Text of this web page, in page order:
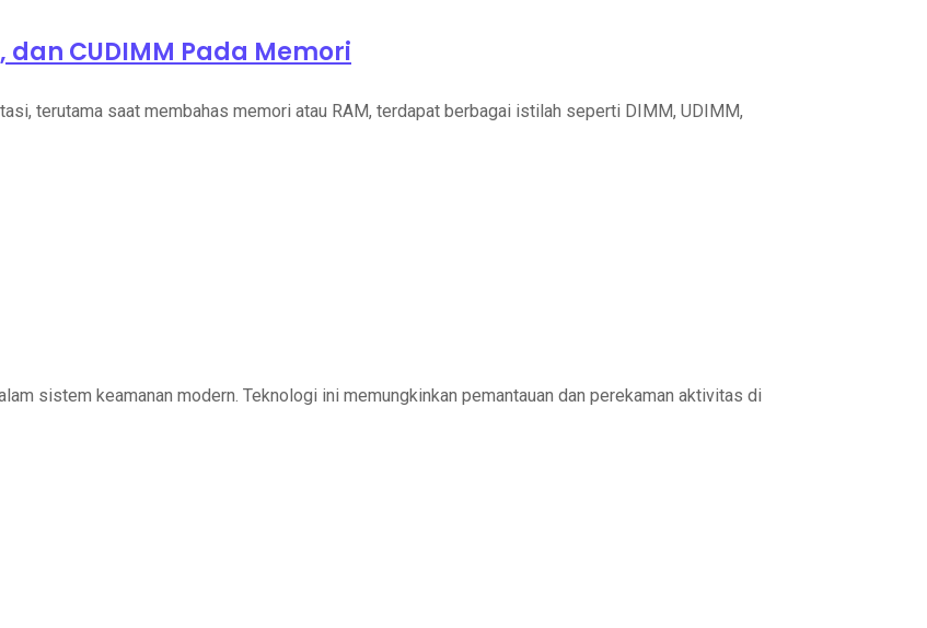
dan CUDIMM Pada Memori
terutama saat membahas memori atau RAM, terdapat berbagai istilah seperti DIMM, UDIMM,
sistem keamanan modern. Teknologi ini memungkinkan pemantauan dan perekaman aktivitas di